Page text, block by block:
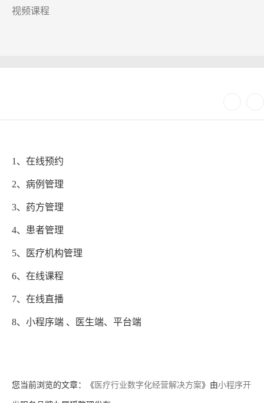
视频课程
1、在线预约
2、病例管理
3、药方管理
4、患者管理
5、医疗机构管理
6、在线课程
7、在线直播
8、小程序端 、医生端、平台端
您当前浏览的文章：《 医疗行业数字化经营解决方案》由小程序开